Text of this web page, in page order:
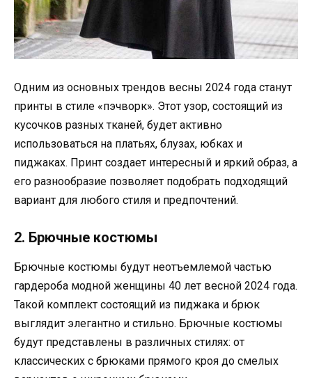
Одним из основных трендов весны 2024 года станут
принты в стиле «пэчворк». Этот узор, состоящий из
кусочков разных тканей, будет активно
использоваться на платьях, блузах, юбках и
пиджаках. Принт создает интересный и яркий образ, а
его разнообразие позволяет подобрать подходящий
вариант для любого стиля и предпочтений.
2. Брючные костюмы
Брючные костюмы будут неотъемлемой частью
гардероба модной женщины 40 лет весной 2024 года.
Такой комплект состоящий из пиджака и брюк
выглядит элегантно и стильно. Брючные костюмы
будут представлены в различных стилях: от
классических с брюками прямого кроя до смелых